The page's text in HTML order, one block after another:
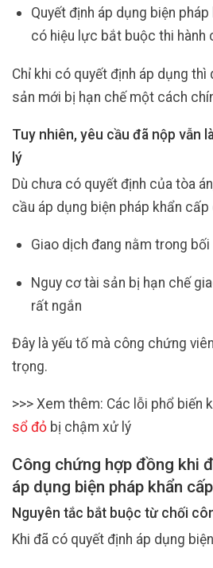
Quyết định áp dụng biện
có hiệu lực bắt buộc thi hành
Chỉ khi có quyết định áp dụng thì
sản mới bị hạn chế một cách
Tuy nhiên, yêu cầu đã nộp vẫn
lý
Dù chưa có quyết định của tòa
cầu áp dụng biện pháp khẩn cấp
Giao dịch đang nằm trong
Nguy cơ tài sản bị hạn chế
rất ngắn
Đây là yếu tố mà công chứng
trọng.
>>> Xem thêm: Các lỗi phổ biến
sổ đỏ bị chậm xử lý
Công chứng hợp đồng khi
áp dụng biện pháp khẩn cấp
Nguyên tắc bắt buộc từ chối
Khi đã có quyết định áp dụng